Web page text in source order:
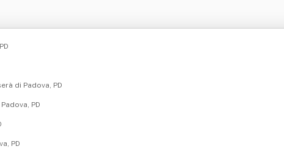
di Padova, PD
Padova, PD
PD